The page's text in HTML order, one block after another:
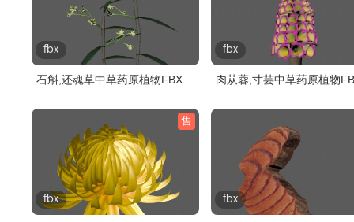
fbx
石斛,还魂草中草药原植物FBX模
fbx
肉苁蓉,寸芸中草药原植物
售
fbx fbx